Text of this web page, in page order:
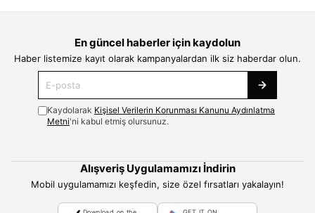
En güncel haberler için kaydolun
Haber listemize kayıt olarak kampanyalardan ilk siz haberdar olun.
Kaydolarak Kişisel Verilerin Korunması Kanunu Aydınlatma
Metni'ni kabul etmiş olursunuz.
Alışveriş Uygulamamızı İndirin
Mobil uygulamamızı keşfedin, size özel fırsatları yakalayın!